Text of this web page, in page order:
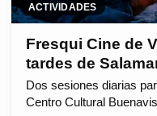
ACTIVIDADES
Fresqui Cine de
tardes de
Dos sesiones diarias
Centro Cultural